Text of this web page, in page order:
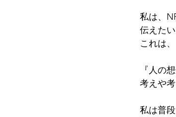
私は、
伝えた
これは
『人の
考えや
私は普